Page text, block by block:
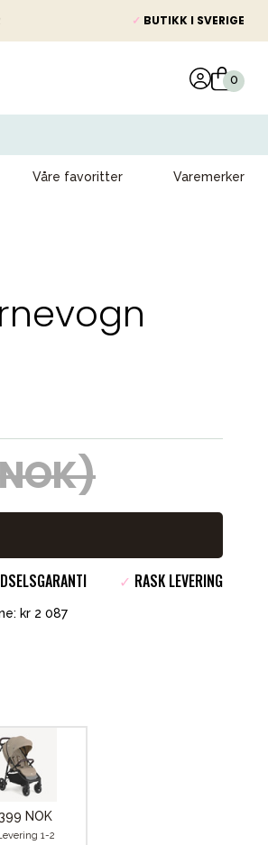
✓ BUTIKK I SVERIGE
Våre favoritter Varemerker
✓ RASK LEVERING
kr 2 087
NOK
1-2